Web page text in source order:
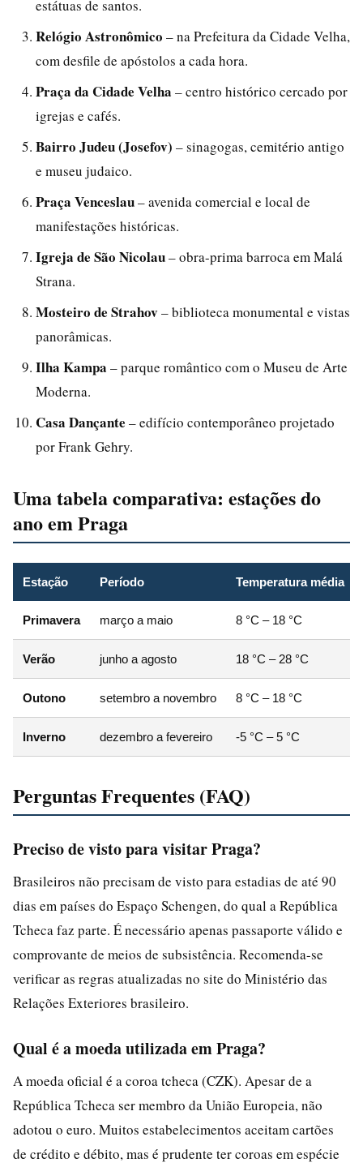
estátuas de santos.
Relógio Astronômico – na Prefeitura da Cidade Velha,
com desfile de apóstolos a cada hora.
Praça da Cidade Velha – centro histórico cercado por
igrejas e cafés.
Bairro Judeu (Josefov) – sinagogas, cemitério antigo
e museu judaico.
Praça Venceslau– avenida comercial e local de
manifestações históricas.
Igreja de São Nicolau– obra-prima barroca em Malá
Strana.
Mosteiro de Strahov– biblioteca monumental e vistas
panorâmicas.
Ilha Kampa – parque romântico com o Museu de Arte
Moderna.
Casa Dançante – edifício contemporâneo projetado
por Frank Gehry.
Uma tabela comparativa: estações do
ano em Praga
Estação Período Temperatura média
Primavera março a maio 8 °C – 18 °C
Verão junho a agosto 18 °C – 28 °C
Outono setembro a novembro 8 °C – 18 °C
Inverno dezembro a fevereiro -5 °C – 5 °C
Perguntas Frequentes (FAQ)
Preciso de visto para visitar Praga?
Brasileiros não precisam de visto para estadias de até 90
dias em países do Espaço Schengen, do qual a República
Tcheca faz parte. É necessário apenas passaporte válido e
comprovante de meios de subsistência. Recomenda-se
verificar as regras atualizadas no site do Ministério das
Relações Exteriores brasileiro.
Qual é a moeda utilizada em Praga?
A moeda oficial é a coroa tcheca (CZK). Apesar de a
República Tcheca ser membro da União Europeia, não
adotou o euro. Muitos estabelecimentos aceitam cartões
de crédito e débito, mas é prudente ter coroas em espécie